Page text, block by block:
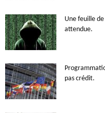
Une feuille
attendue.
pas crédit.